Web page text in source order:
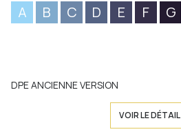
A B C D E F G
DPE ANCIENNE VERSION
VOIR LE DÉTAIL